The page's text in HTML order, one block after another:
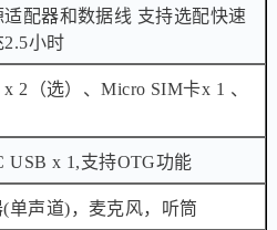
适配器和数据线 支持选配快速
小时
2（选）、Micro SIM卡x 1 、
USB x 1,支持OTG功能
单声道)，麦克风，听筒